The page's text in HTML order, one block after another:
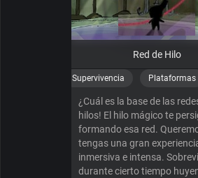
Red de Hilo
Supervivencia Plataformas
¿Cuál es la base de las
hilos! El hilo mágico te
formando esa red.
tengas una gran
inmersiva e intensa.
durante cierto tiempo